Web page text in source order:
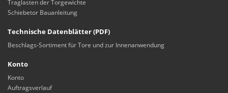
Traglasten der Torgewichte
Schiebetor Bauanleitung
Technische Datenblätter (PDF)
Beschlags-Sortiment für Tore und zur Innenanwendung
Konto
Konto
Auftragsverlauf